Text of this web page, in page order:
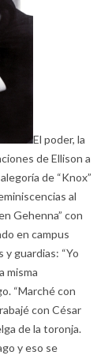
El poder, la
de Ellison a
de “Knox”
al
Gehenna” con
en campus
guardias: “Yo
misma
“Marché con
con César
de la toronja.
y eso se